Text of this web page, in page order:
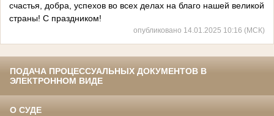
счастья, добра, успехов во всех делах на благо нашей великой
страны! С праздником!
опубликовано 14.01.2025 10:16 (МСК)
ПОДАЧА ПРОЦЕССУАЛЬНЫХ ДОКУМЕНТОВ В
ЭЛЕКТРОННОМ ВИДЕ
О СУДЕ